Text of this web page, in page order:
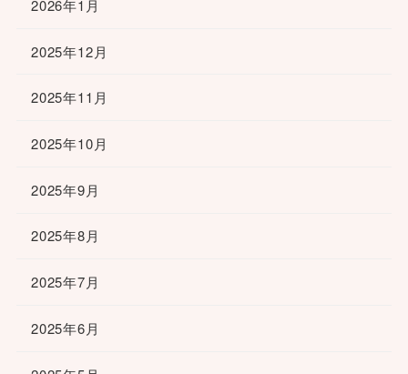
2026年1月
2025年12月
2025年11月
2025年10月
2025年9月
2025年8月
2025年7月
2025年6月